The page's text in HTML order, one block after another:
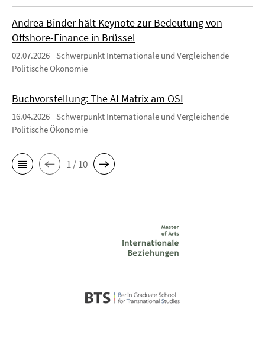
Andrea Binder hält Keynote zur Bedeutung von
Offshore-Finance in Brüssel
02.07.2026
Schwerpunkt Internationale und Vergleichende
Politische Ökonomie
Buchvorstellung: The AI Matrix am OSI
16.04.2026
Schwerpunkt Internationale und Vergleichende
Politische Ökonomie
1 / 10